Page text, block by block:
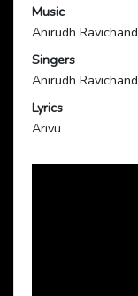
Music
Anirudh
Singers
Anirudh
Lyrics
Arivu